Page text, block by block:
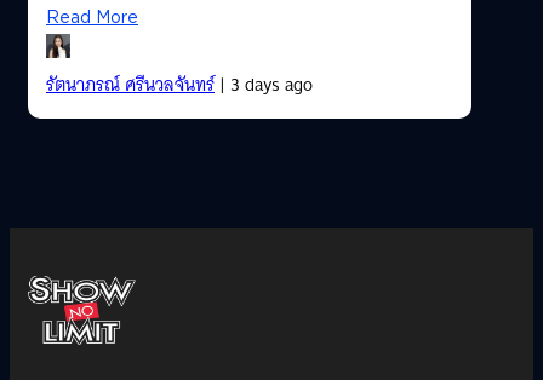
Read More
รัตนาภรณ์ ศรีนวลจันทร์| 3 days ago